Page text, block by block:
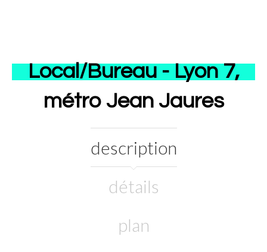
Local/Bureau - Lyon 7,
métro Jean Jaures
description
détails
plan